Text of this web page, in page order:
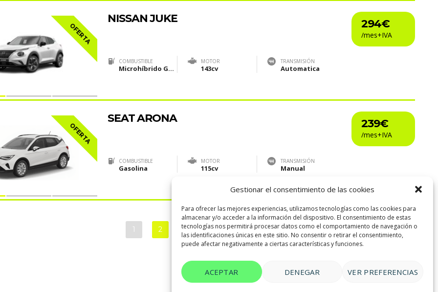
Gestionar el consentimiento de las cookies
Para ofrecer las mejores experiencias, utilizamos tecnologías como las cookies para
almacenar y/o acceder a la información del dispositivo. El consentimiento de estas
tecnologías nos permitirá procesar datos como el comportamiento de navegación o
las identificaciones únicas en este sitio. No consentir o retirar el consentimiento,
puede afectar negativamente a ciertas características y funciones.
ACEPTAR DENEGAR VER PREFERENCIAS
OFERTA 294€
NISSAN JUKE
COMBUSTIBLE
Microhíbrido Gasolina (MHEV)
MOTOR
143cv
TRANSMISIÓN
Automatica
OFERTA 239€
SEAT ARONA
COMBUSTIBLE
Gasolina
MOTOR
115cv
TRANSMISIÓN
Manual
1 2 3 … 10